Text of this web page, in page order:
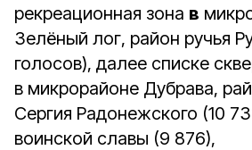
рекреационная зона в
Зелёный лог, район ручья
голосов), далее списке
в микрорайоне Дубрава,
Сергия Радонежского (10
воинской славы (9 876),